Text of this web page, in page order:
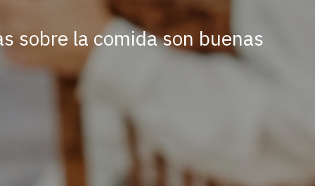
sobre la comida son buenas